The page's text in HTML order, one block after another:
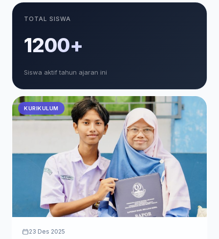
TOTAL SISWA
1200+
Siswa aktif tahun ajaran ini
KURIKULUM
23 Des 2025